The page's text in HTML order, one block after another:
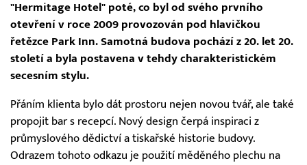
"Hermitage Hotel" poté, co byl od svého prvního
otevření v roce 2009 provozován pod hlavičkou
řetězce Park Inn. Samotná budova pochází z 20. let 20.
století a byla postavena v tehdy charakteristickém
secesním stylu.
Přáním klienta bylo dát prostoru nejen novou tvář, ale také
propojit bar s recepcí. Nový design čerpá inspiraci z
průmyslového dědictví a tiskařské historie budovy.
Odrazem tohoto odkazu je použití měděného plechu na